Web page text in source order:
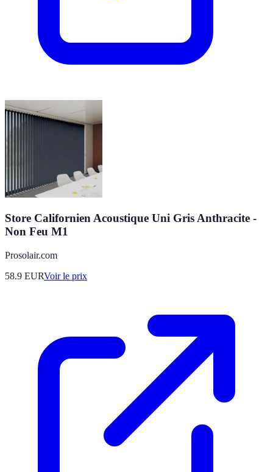
Store Californien Acoustique Uni Gris Anthracite -
Non Feu M1
Prosolair.com
58.9 EURVoir le prix